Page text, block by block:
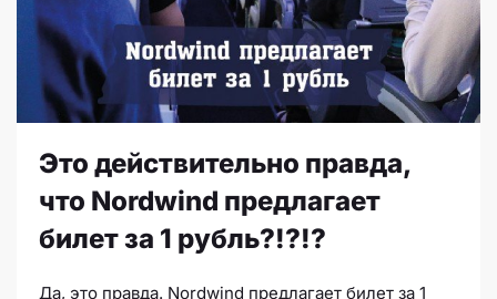
Это действительно правда,
что Nordwind предлагает
билет за 1 рубль?!?!?
Да, это правда. Nordwind предлагает билет за 1